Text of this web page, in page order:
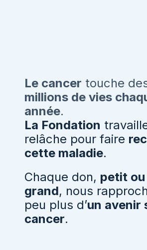
Le cancer touche
millions de vies
année.
La Fondation
relâche pour faire
cette maladie.
Chaque don, petit ou
grand, nous
peu plus d’un avenir
cancer.